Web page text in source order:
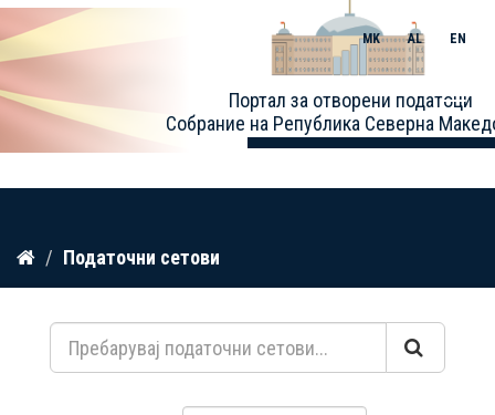
Прескокнете
содржина
Портал за отворени податоци
Собрание на Република Северна
MK AL EN
Toggle
Податочни сетови